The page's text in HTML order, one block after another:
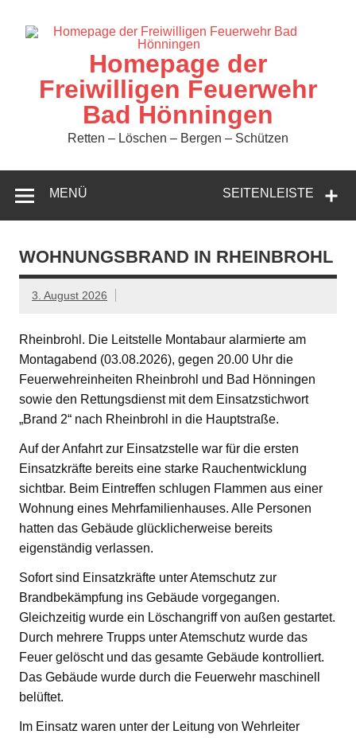
springen
Homepage der
Freiwilligen Feuerwehr
Bad Hönningen
Retten – Löschen – Bergen – Schützen
SEITENLEISTE
MENÜ
WOHNUNGSBRAND IN RHEINBROHL
3. August 2026
Rheinbrohl. Die Leitstelle Montabaur alarmierte am
Montagabend (03.08.2026), gegen 20.00 Uhr die
Feuerwehreinheiten Rheinbrohl und Bad Hönningen
sowie den Rettungsdienst mit dem Einsatzstichwort
„Brand 2“ nach Rheinbrohl in die Hauptstraße.
Auf der Anfahrt zur Einsatzstelle war für die ersten
Einsatzkräfte bereits eine starke Rauchentwicklung
sichtbar. Beim Eintreffen schlugen Flammen aus einer
Wohnung eines Mehrfamilienhauses. Alle Personen
hatten das Gebäude glücklicherweise bereits
eigenständig verlassen.
Sofort sind Einsatzkräfte unter Atemschutz zur
Brandbekämpfung ins Gebäude vorgegangen.
Gleichzeitig wurde ein Löschangriff von außen gestartet.
Durch mehrere Trupps unter Atemschutz wurde das
Feuer gelöscht und das gesamte Gebäude kontrolliert.
Das Gebäude wurde durch die Feuerwehr maschinell
belüftet.
Im Einsatz waren unter der Leitung von Wehrleiter